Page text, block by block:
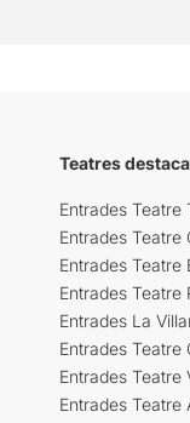
Teatres
Entrades Teatre
Entrades Teatre
Entrades Teatre
Entrades Teatre
Entrades La
Entrades Teatre
Entrades Teatre
Entrades Teatre